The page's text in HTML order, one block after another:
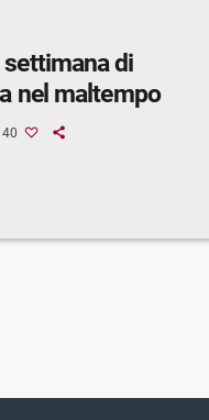
settimana di
nel maltempo
40